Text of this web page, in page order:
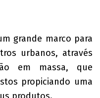
grande marco para
urbanos, através
em massa, que
propiciando uma